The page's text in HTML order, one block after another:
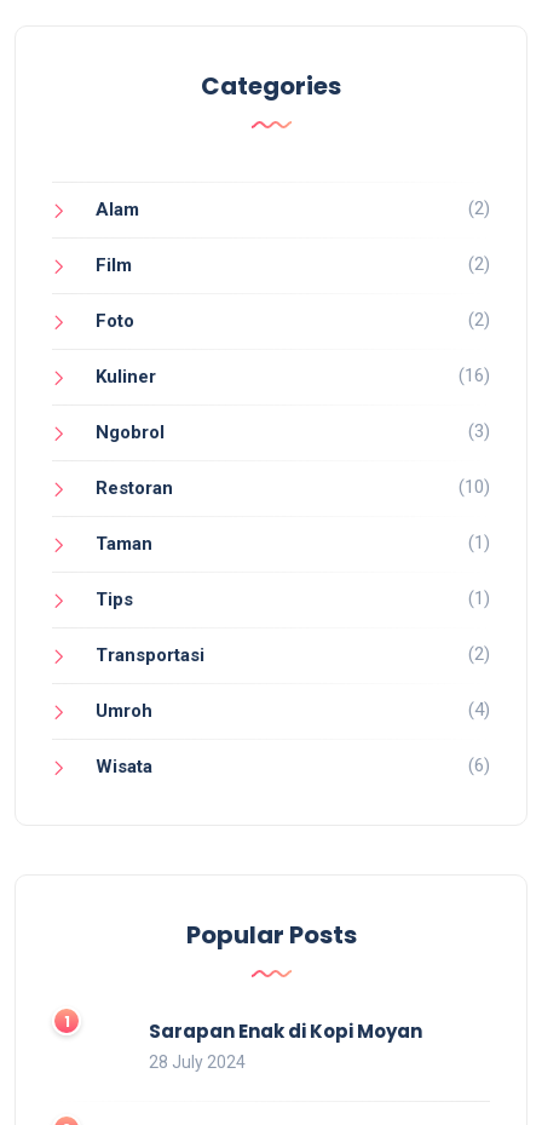
Categories
Alam (2)
Film (2)
Foto (2)
Kuliner (16)
Ngobrol (3)
Restoran (10)
Taman (1)
Tips (1)
Transportasi (2)
Umroh (4)
Wisata (6)
Popular Posts
Sarapan Enak di Kopi Moyan
28 July 2024